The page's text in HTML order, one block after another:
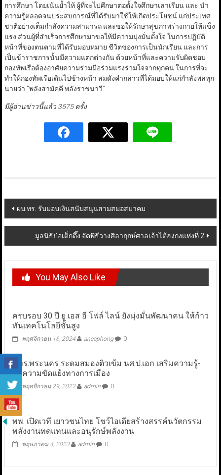
การศึกษา โดยเน้นย้ำให้ ผู้ที่จะไปศึกษาต่อตั้งใจศึกษาเล่าเรียน และ นำ
ความรู้ตลอดจนประสบการณ์ที่ได้รับมาใช้ให้เกิดประโยชน์ แก่ประเทศ
ชาติอย่างเต็มกำลังความสามารถ และขอให้รักษาสุขภาพร่างกายให้แข็ง
แรง ส่วนผู้ที่สำเร็จการศึกษามาขอให้มีความมุ่งมั่นตั้งใจ ในการปฏิบัติ
หน้าที่ของตนตามที่ได้รับมอบหมาย ชีวิตของการเป็นนักเรียน และการ
เป็นข้าราชการนั้นมีความแตกต่างกัน ด้วยหน้าที่และความรับผิดชอบ
กองทัพเรือต้องอาศัยความร่วมมือร่วมแรงร่วมใจจากทุกคน ในการที่จะ
ทำให้กองทัพเรือเดินไปข้างหน้า สมดังคำกล่าวที่ได้มอบให้แก่กำลังพลทุก
นายว่า “พลังสามัคคี พลังราชนาวี”
มีผู้อ่านข่าวนี้แล้ว 3575 ครั้ง
Post
navigation
ผบ.ทร. รับมอบเงินสนับสนุนสามสมอสมาคม
มูลนิธิป่อเต็กตึ๊ง จัดพิธีวางศิลาฤกษ์ศาลเจ้าไต้ฮงกงแห่งที่ 2
You May Also Like
ครบรอบ 30 ปี ยู เอส อี โฟล์ ไลน์ ยังมุ่งมั่นพัฒนาคน ให้ก้าว
ทันเทคโนโลยีชั้นสูง
พฤศจิกายน 16, 2024 aneaphong 0
มทร.พระนคร ระดมสมองติวเข้ม นศ.ป.เอก เสริมความรู้-
ลดความขัดแย้งทางการเมือง
พฤศจิกายน 29, 2022 admin 0
พพ. เปิดเวที เยาวชนไทย โชว์ไอเดียสร้างสรรค์นวัตกรรม
พลังงานทดแทนและอนุรักษ์พลังงาน
พฤษภาคม 4, 2023 admin 0